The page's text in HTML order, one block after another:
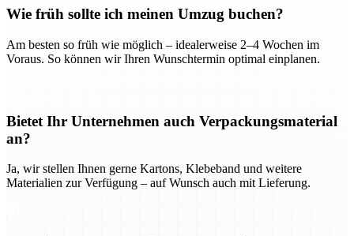
Wie früh sollte ich meinen Umzug buchen?
Am besten so früh wie möglich – idealerweise 2–4 Wochen im
Voraus. So können wir Ihren Wunschtermin optimal einplanen.
Bietet Ihr Unternehmen auch Verpackungsmaterial
an?
Ja, wir stellen Ihnen gerne Kartons, Klebeband und weitere
Materialien zur Verfügung – auf Wunsch auch mit Lieferung.